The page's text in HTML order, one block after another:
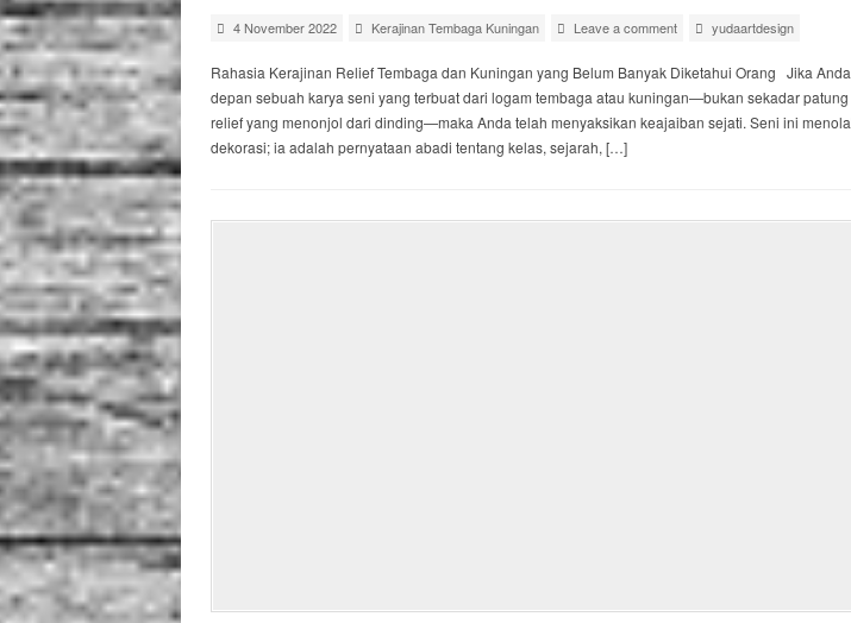
4 November 2022 Kerajinan Tembaga Kuningan Leave a comment yudaartdesign
Rahasia Kerajinan Relief Tembaga dan Kuningan yang Belum Banyak Diketahui Orang Jika
depan sebuah karya seni yang terbuat dari logam tembaga atau kuningan—bukan sekadar
relief yang menonjol dari dinding—maka Anda telah menyaksikan keajaiban sejati. Seni ini
dekorasi; ia adalah pernyataan abadi tentang kelas, sejarah, […]